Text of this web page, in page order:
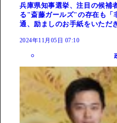
兵庫県知事選挙、注目の候
る"斎藤ガールズ"の存在も「
通、励ましのお手紙をいただ
2024年11月05日 07:10